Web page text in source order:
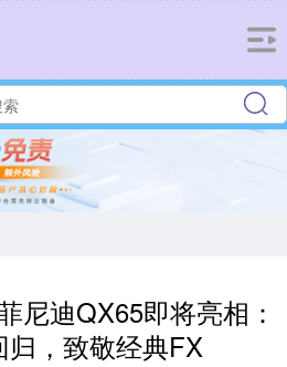
尼迪QX65即将亮相：
归，致敬经典FX